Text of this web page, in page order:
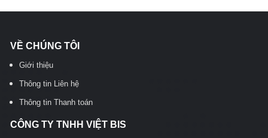
VỀ CHÚNG TÔI
Giới thiệu
Thông tin Liên hệ
Thông tin Thanh toán
CÔNG TY TNHH VIỆT BIS